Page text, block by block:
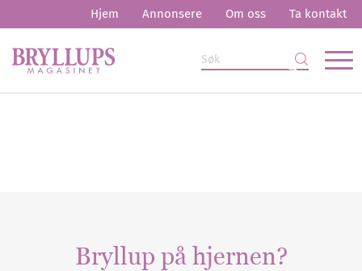
Hjem Annonsere Om oss Ta kontakt
Bryllup på hjernen?